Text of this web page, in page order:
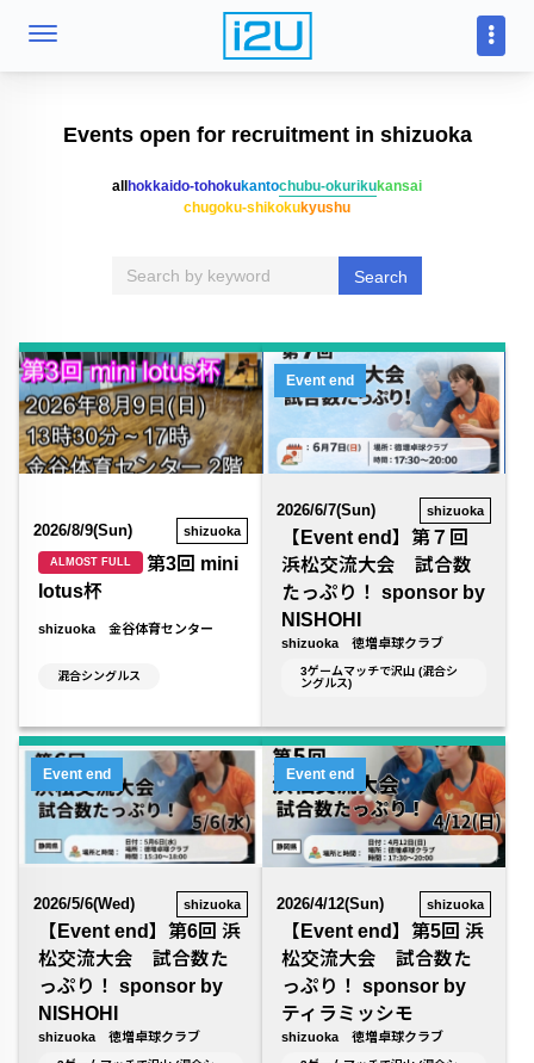
Events open for recruitment in shizuoka
all hokkaido-tohokukantochubu-okurikukansai
chugoku-shikokukyushu
Search
2026/8/9(Sun) shizuoka
ALMOST FULL
第3回 mini
lotus杯
shizuoka 金谷体育センター
混合シングルス
Event end
2026/6/7(Sun) shizuoka
【Event end】第７回
浜松交流大会 試合数
たっぷり！ sponsor by
NISHOHI
shizuoka 徳増卓球クラブ
3ゲームマッチで沢山 (混合シ
ングルス)
Event end
2026/5/6(Wed) shizuoka
【Event end】第6回 浜
松交流大会 試合数た
っぷり！ sponsor by
NISHOHI
shizuoka 徳増卓球クラブ
Event end
2026/4/12(Sun) shizuoka
【Event end】第5回 浜
松交流大会 試合数た
っぷり！ sponsor by
ティラミッシモ
shizuoka 徳増卓球クラブ